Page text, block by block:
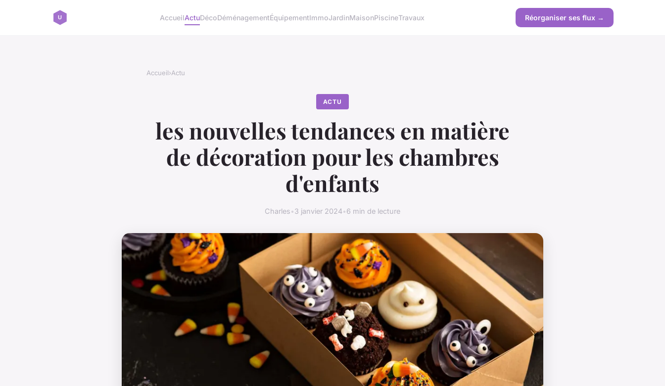
AccueilActuDécoDéménagementÉquipementImmoJardinMaisonPiscineTravaux Réorganiser ses flux →
Accueil›Actu
ACTU
les nouvelles tendances en matière
de décoration pour les chambres
d'enfants
Charles•3 janvier 2024•6 min de lecture